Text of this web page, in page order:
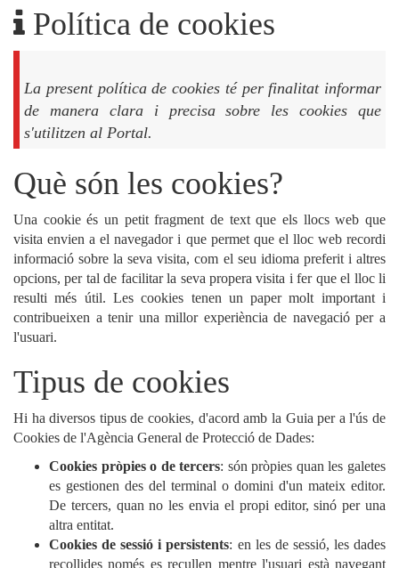
Política de cookies
La present política de cookies té per finalitat informar
de manera clara i precisa sobre les cookies que
s'utilitzen al Portal.
Què són les cookies?
Una cookie és un petit fragment de text que els llocs web que
visita envien a el navegador i que permet que el lloc web recordi
informació sobre la seva visita, com el seu idioma preferit i altres
opcions, per tal de facilitar la seva propera visita i fer que el lloc li
resulti més útil. Les cookies tenen un paper molt important i
contribueixen a tenir una millor experiència de navegació per a
l'usuari.
Tipus de cookies
Hi ha diversos tipus de cookies, d'acord amb la Guia per a l'ús de
Cookies de l'Agència General de Protecció de Dades:
Cookies pròpies o de tercers: són pròpies quan les galetes
es gestionen des del terminal o domini d'un mateix editor.
De tercers, quan no les envia el propi editor, sinó per una
altra entitat.
Cookies de sessió i persistents: en les de sessió, les dades
recollides només es recullen mentre l'usuari està navegant